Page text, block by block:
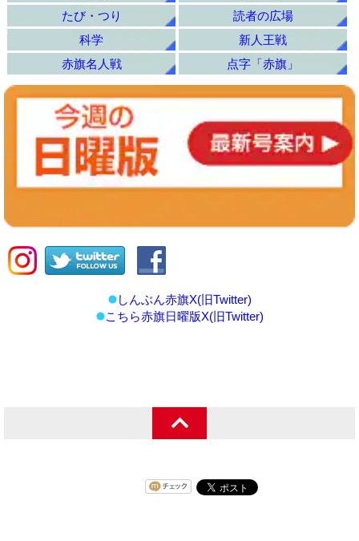
たび・つり
読者の広場
科学
新人王戦
赤旗名人戦
点字「赤旗」
しんぶん赤旗X(旧Twitter)
こちら赤旗日曜版X(旧Twitter)